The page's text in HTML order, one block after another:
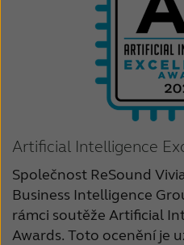
United States
Artificial Intelligence
Společnost ReSound
Business Intelligence
rámci soutěže Artificial
Awards. Toto ocenění je